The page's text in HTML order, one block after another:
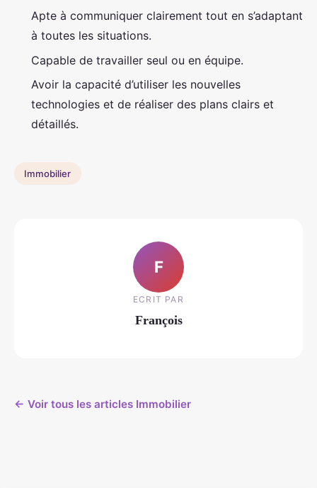
Apte à communiquer clairement tout en s’adaptant
à toutes les situations.
Capable de travailler seul ou en équipe.
Avoir la capacité d’utiliser les nouvelles
technologies et de réaliser des plans clairs et
détaillés.
Immobilier
F
ECRIT PAR
François
← Voir tous les articles Immobilier